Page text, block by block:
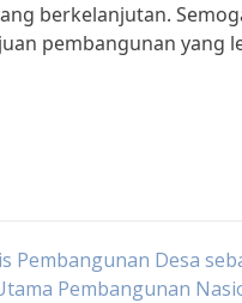
berkelanjutan.
pembangunan yang
Pembangunan Desa
Pembangunan